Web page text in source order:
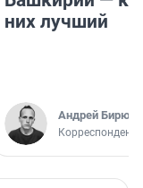
них лучший
Андрей
Корреспондент